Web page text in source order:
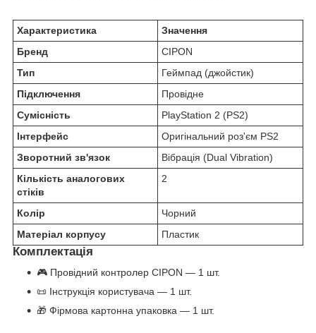
Характеристика
Значення
Бренд
CIPON
Тип
Геймпад (джойстик)
Підключення
Провідне
Сумісність
PlayStation 2 (PS2)
Інтерфейс
Оригінальний роз'єм PS2
Зворотний зв'язок
Вібрація (Dual Vibration)
Кількість аналогових
стіків
2
Колір
Чорний
Матеріал корпусу
Пластик
Комплектація
🎮 Провідний контролер CIPON — 1 шт.
📜 Інструкція користувача — 1 шт.
🎁 Фірмова картонна упаковка — 1 шт.